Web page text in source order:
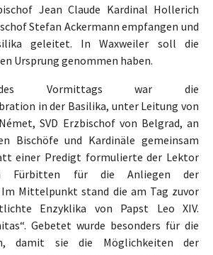
Jean Claude Kardinal Hollerich
Stefan Ackermann empfangen und
geleitet. In Waxweiler soll die
Ursprung genommen haben.
des Vormittags war die
in der Basilika, unter Leitung von
SVD Erzbischof von Belgrad, an
Bischöfe und Kardinäle gemeinsam
einer Predigt formulierte der Lektor
Fürbitten für die Anliegen der
Im Mittelpunkt stand die am Tag zuvor
Enzyklika von Papst Leo XIV.
Gebetet wurde besonders für die
damit sie die Möglichkeiten der